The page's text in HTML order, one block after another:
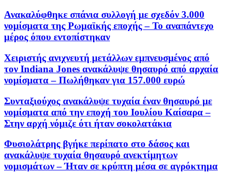
Ανακαλύφθηκε σπάνια συλλογή με σχεδόν 3.000
νομίσματα της Ρωμαϊκής εποχής – Το αναπάντεχο
μέρος όπου εντοπίστηκαν
Χειριστής ανιχνευτή μετάλλων εμπνευσμένος από
τον Indiana Jones ανακάλυψε θησαυρό από αρχαία
νομίσματα – Πωλήθηκαν για 157.000 ευρώ
Συνταξιούχος ανακάλυψε τυχαία έναν θησαυρό με
νομίσματα από την εποχή του Ιουλίου Καίσαρα –
Στην αρχή νόμιζε ότι ήταν σοκολατάκια
Φυσιολάτρης βγήκε περίπατο στο δάσος και
ανακάλυψε τυχαία θησαυρό ανεκτίμητων
νομισμάτων – Ήταν σε κρύπτη μέσα σε αγρόκτημα